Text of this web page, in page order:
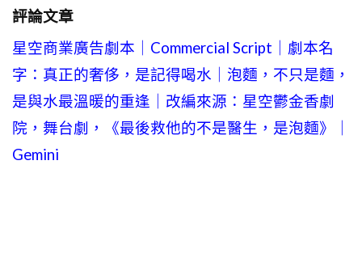
評論文章
星空商業廣告劇本｜Commercial Script｜劇本名
字：真正的奢侈，是記得喝水｜泡麵，不只是麵，
是與水最溫暖的重逢｜改編來源：星空鬱金香劇
院，舞台劇，《最後救他的不是醫生，是泡麵》｜
Gemini